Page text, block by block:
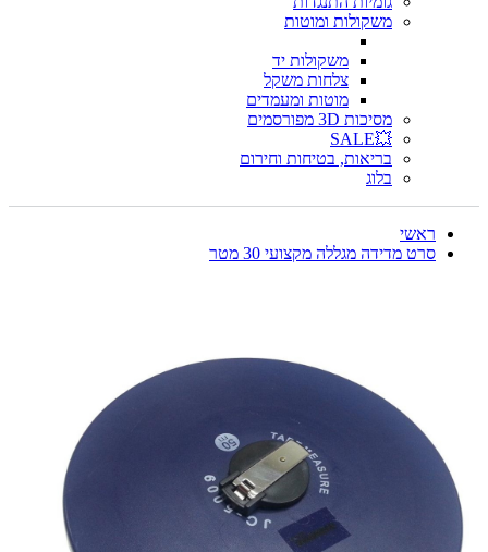
משקולות ומוטות
משקולות יד
צלחות משקל
מוטות ומעמדים
מסיכות 3D מפורסמים
💥SALE
בריאות, בטיחות וחירום
בלוג
ראשי
סרט מדידה מגללה מקצועי 30 מטר